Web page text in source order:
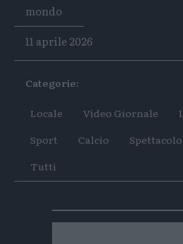
Tags
mondo
11 aprile 2026
Categorie:
Locale Video Giornale
Sport
Calcio Spettacolo
Tutti